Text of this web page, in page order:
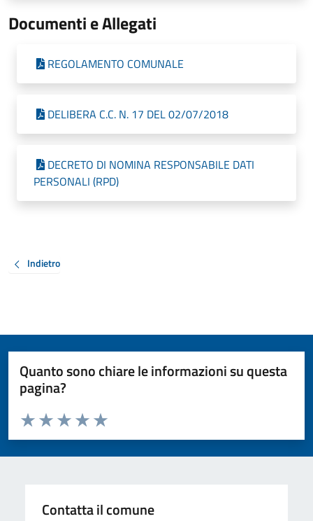
Documenti e Allegati
REGOLAMENTO COMUNALE
DELIBERA C.C. N. 17 DEL 02/07/2018
DECRETO DI NOMINA RESPONSABILE DATI
PERSONALI (RPD)
Indietro
Quanto sono chiare le informazioni su questa
pagina?
Valuta da 1 a 5 stelle la pagina
Valuta 5 stelle su 5
Valuta 4 stelle su 5
Valuta 3 stelle su 5
Valuta 2 stelle su 5
Valuta 1 stelle su 5
Contatta il comune